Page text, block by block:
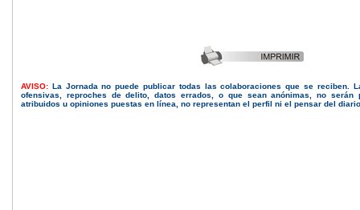
AVISO: La Jornada no puede publicar todas las colaboraciones que se reciben.
ofensivas, reproches de delito, datos errados, o que sean anónimas, no serán
atribuidos u opiniones puestas en línea, no representan el perfil ni el pensar del